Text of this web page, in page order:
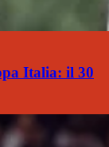
Italia: il 30